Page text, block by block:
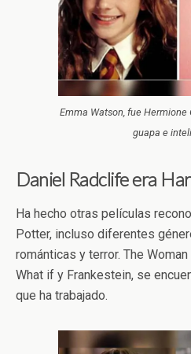
Emma Watson, fue Hermione
guapa e
Daniel Radclife era
Ha hecho otras películas
Potter, incluso diferentes
románticas y terror. The
What if y Frankestein, se
que ha trabajado.